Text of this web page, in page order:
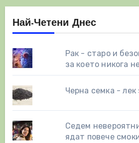
Най-Четени Днес
Рак - старо и
за което никога
Черна семка - лек
Седем
ядат повече